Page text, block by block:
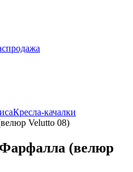
Кресла-качалки
Velutto 08)
(велюр